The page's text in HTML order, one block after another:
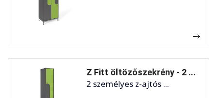
Z Fitt öltözőszekrény - 2 ...
2 személyes z-ajtós ...